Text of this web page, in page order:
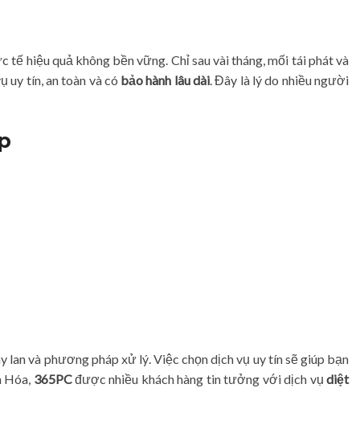
hiệu quả không bền vững. Chỉ sau vài tháng, mối tái phát và
uy tín, an toàn và có bảo hành lâu dài. Đây là lý do nhiều người
và phương pháp xử lý. Việc chọn dịch vụ uy tín sẽ giúp bạn
365PCđược nhiều khách hàng tin tưởng với dịch vụdiệt